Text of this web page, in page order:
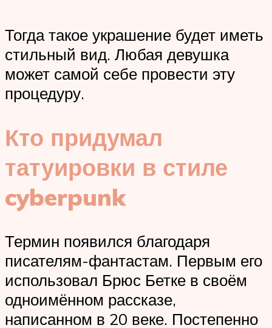
Тогда такое украшение будет иметь
стильный вид. Любая девушка
может самой себе провести эту
процедуру.
Кто придумал
татуировки в стиле
cyberpunk
Термин появился благодаря
писателям-фантастам. Первым его
использовал Брюс Бетке в своём
одноимённом рассказе,
написанном в 20 веке. Постепенно